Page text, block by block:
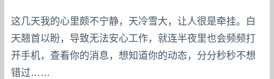
这几天我的心里颇不宁静，天冷雪大，让人很是牵挂。白
天翘首以盼，导致无法安心工作，就连半夜里也会频频打
开手机，查看你的消息，想知道你的动态，分分秒秒不想
错过……